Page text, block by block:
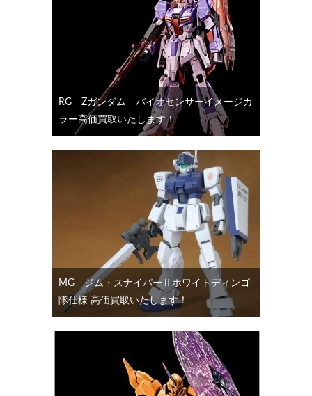
RG Ζガンダム バイオセンサーイメージカ
ラー高価買取いたします！
MG ジム・スナイパーⅡホワイトディンゴ
隊仕様 高価買取いたします！